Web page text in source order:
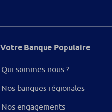
Votre Banque Populaire
Qui sommes-nous ?
Nos banques régionales
Nos engagements